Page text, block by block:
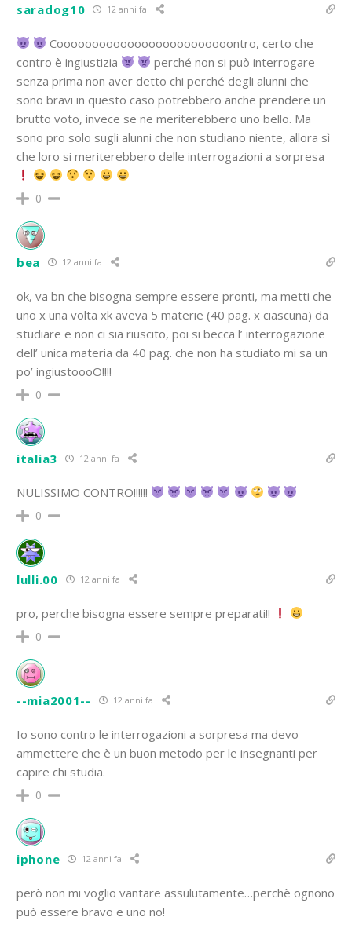
saradog10 12 anni fa
Cooooooooooooooooooooooooontro, certo che
contro è ingiustizia
perché non si può interrogare
senza prima non aver detto chi perché degli alunni che
sono bravi in questo caso potrebbero anche prendere un
brutto voto, invece se ne meriterebbero uno bello. Ma
sono pro solo sugli alunni che non studiano niente, allora sì
che loro si meriterebbero delle interrogazioni a sorpresa
0
bea 12 anni fa
ok, va bn che bisogna sempre essere pronti, ma metti che
uno x una volta xk aveva 5 materie (40 pag. x ciascuna) da
studiare e non ci sia riuscito, poi si becca l’ interrogazione
dell’ unica materia da 40 pag. che non ha studiato mi sa un
po’ ingiustoooO!!!!
0
italia3 12 anni fa
NULISSIMO CONTRO!!!!!!
0
lulli.00 12 anni fa
pro, perche bisogna essere sempre preparati!!
0
--mia2001-- 12 anni fa
Io sono contro le interrogazioni a sorpresa ma devo
ammettere che è un buon metodo per le insegnanti per
capire chi studia.
0
iphone 12 anni fa
però non mi voglio vantare assulutamente…perchè ognono
può essere bravo e uno no!